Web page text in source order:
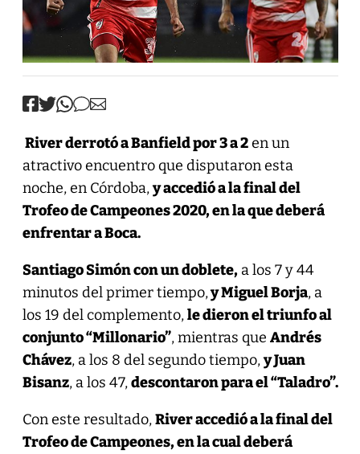
River derrotó a Banfield por 3 a 2en un
atractivo encuentro que disputaron esta
noche, en Córdoba,y accedió a la final del
Trofeo de Campeones 2020, en la que deberá
enfrentar a Boca.
Santiago Simón con un doblete,a los 7 y 44
minutos del primer tiempo,y Miguel Borja, a
los 19 del complemento,le dieron el triunfo al
conjunto “Millonario”, mientras que Andrés
Chávez, a los 8 del segundo tiempo,y Juan
Bisanz, a los 47,descontaron para el “Taladro”.
Con este resultado,River accedió a la final del
Trofeo de Campeones, en la cual deberá